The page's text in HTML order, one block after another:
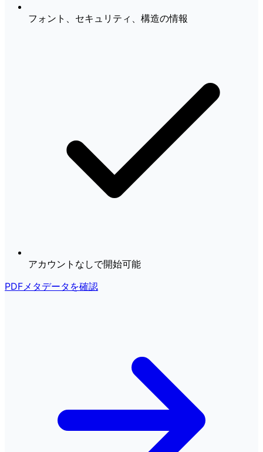
フォント、セキュリティ、構造の情報
アカウントなしで開始可能
PDFメタデータを確認